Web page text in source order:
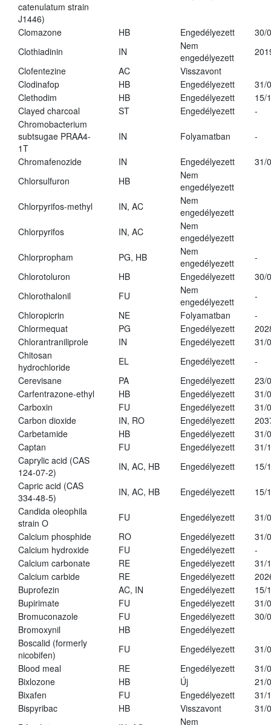
catenulatum strain
J1446)
Clomazone HB Engedélyezett
30/
Clothiadinin
IN
Nem
engedélyezett
Clofentezine
AC
Visszavont
Clodinafop
HB Engedélyezett
31/
Clethodim
HB Engedélyezett
15/
Clayed charcoal
ST Engedélyezett
-
Chromobacterium
subtsugae PRAA4-
1T
IN Folyamatban -
Chromafenozide IN Engedélyezett
31/
Chlorsulfuron
HB
Nem
engedélyezett
Chlorpyrifos-methyl
IN, AC
Nem
engedélyezett
Chlorpyrifos
IN, AC
Nem
engedélyezett
Chlorpropham
PG, HB
Nem
engedélyezett
-
Chlorotoluron
HB Engedélyezett
30/
Chlorothalonil
FU
Nem
engedélyezett
-
Chloropicrin
NE Folyamatban
-
Chlormequat
PG Engedélyezett
Chlorantraniliprole
IN Engedélyezett
31/
Chitosan
hydrochloride
EL Engedélyezett
-
Cerevisane
PA Engedélyezett
23/
Carfentrazone-ethyl
HB Engedélyezett
31/
Carboxin
FU Engedélyezett
31/
Carbon dioxide
IN, RO Engedélyezett
Carbetamide
HB Engedélyezett
31/
Captan
FU Engedélyezett
31/
Caprylic acid (CAS
124-07-2)
IN, AC, HB Engedélyezett
15/
Capric acid (CAS
334-48-5)
IN, AC, HB Engedélyezett
15/
Candida oleophila
strain O
FU Engedélyezett
31/
Calcium phosphide
RO Engedélyezett
31/
Calcium hydroxide
FU Engedélyezett
-
Calcium carbonate
RE Engedélyezett
31/
Calcium carbide
RE Engedélyezett
Buprofezin
AC, IN Engedélyezett
15/
Bupirimate
FU Engedélyezett
31/
Bromuconazole
FU Engedélyezett
30/
Bromoxynil
HB
Engedélyezett
Boscalid (formerly
nicobifen)
FU Engedélyezett
31/
Blood meal
RE Engedélyezett
31/
Bixlozone
HB Új
21/
Bixafen
FU Engedélyezett
31/
Bispyribac
HB Visszavont
31/
Nem